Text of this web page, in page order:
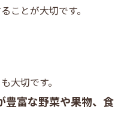
ことが大切です。
大切です。
豊富な野菜や果物、食